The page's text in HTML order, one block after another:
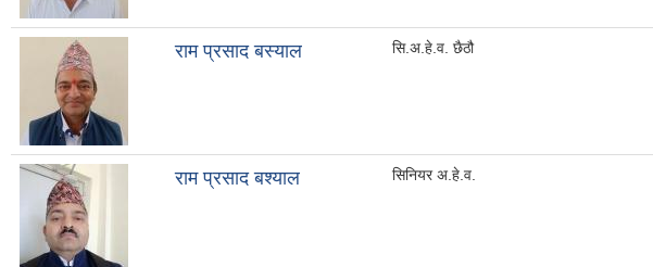
राम प्रसाद बस्याल सि.अ.हे.व. छैठौ
राम प्रसाद बश्याल सिनियर अ.हे.व.